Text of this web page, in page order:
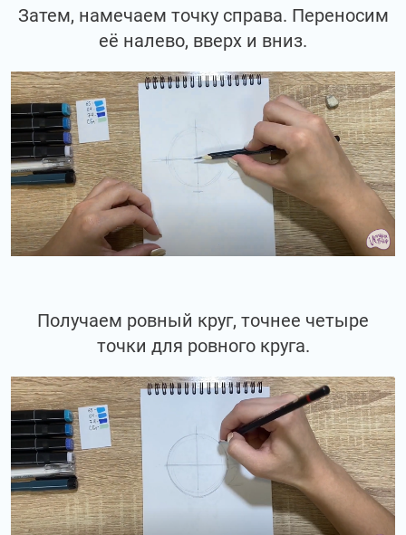
Затем, намечаем точку справа. Переносим
её налево, вверх и вниз.
Получаем ровный круг, точнее четыре
точки для ровного круга.